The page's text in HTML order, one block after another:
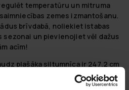
temperatūru un mitruma
zemes izmantošanu.
brīvdabā, noliekiet istabas
sezonai un pievienojiet vēl dažus
acīm!
plašāka siltumnīca ir 247.2 cm
cm plata. Stabils alumīnija un
aizsargātas PC plastmasas sienas